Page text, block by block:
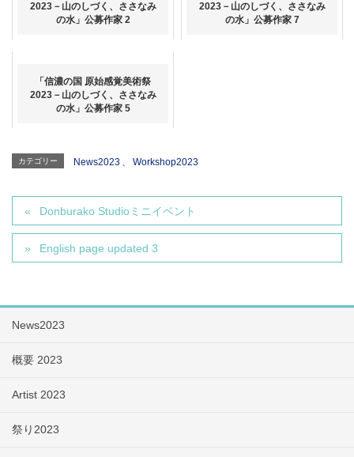
2023－山のしづく、ささなみ
の水」公募作家 2
2023－山のしづく、ささなみ
の水」公募作家 7
「信濃の国 原始感覚美術祭
2023－山のしづく、ささなみ
の水」公募作家 5
カテゴリー News2023 、 Workshop2023
Donburako Studioミニイベント
English page updated 3
News2023
概要 2023
Artist 2023
祭り2023